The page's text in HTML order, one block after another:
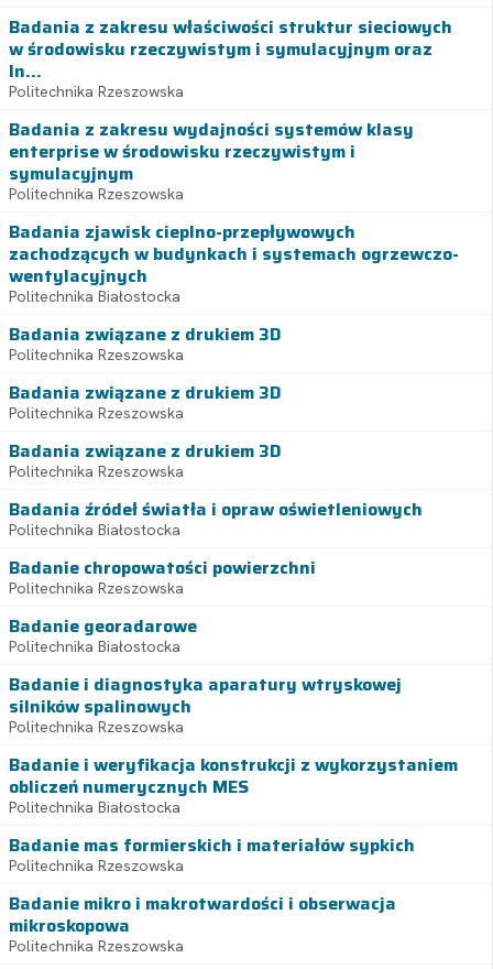
Badania z zakresu właściwości struktur sieciowych
w środowisku rzeczywistym i symulacyjnym oraz
In...
Politechnika Rzeszowska
Badania z zakresu wydajności systemów klasy
enterprise w środowisku rzeczywistym i
symulacyjnym
Politechnika Rzeszowska
Badania zjawisk cieplno-przepływowych
zachodzących w budynkach i systemach ogrzewczo-
wentylacyjnych
Politechnika Białostocka
Badania związane z drukiem 3D
Politechnika Rzeszowska
Badania związane z drukiem 3D
Politechnika Rzeszowska
Badania związane z drukiem 3D
Politechnika Rzeszowska
Badania źródeł światła i opraw oświetleniowych
Politechnika Białostocka
Badanie chropowatości powierzchni
Politechnika Rzeszowska
Badanie georadarowe
Politechnika Białostocka
Badanie i diagnostyka aparatury wtryskowej
silników spalinowych
Politechnika Rzeszowska
Badanie i weryfikacja konstrukcji z wykorzystaniem
obliczeń numerycznych MES
Politechnika Białostocka
Badanie mas formierskich i materiałów sypkich
Politechnika Rzeszowska
Badanie mikro i makrotwardości i obserwacja
mikroskopowa
Politechnika Rzeszowska